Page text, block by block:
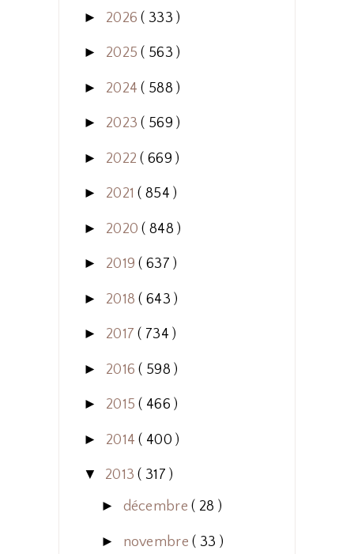
► 2026( 333 )
► 2025( 563 )
► 2024( 588 )
► 2023( 569 )
► 2022( 669 )
► 2021( 854 )
► 2020( 848 )
► 2019( 637 )
► 2018( 643 )
► 2017( 734 )
► 2016( 598 )
► 2015( 466 )
► 2014( 400 )
▼ 2013( 317 )
► décembre( 28 )
► novembre( 33 )